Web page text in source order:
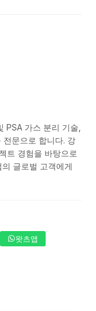
PSA 가스 분리 기술,
전문으로 합니다. 강
트 경험을 바탕으로
글로벌 고객에게
왓츠앱